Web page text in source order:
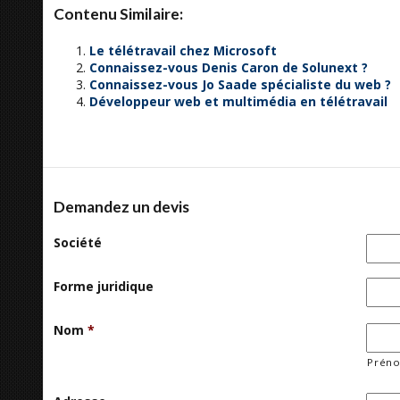
Contenu Similaire:
Le télétravail chez Microsoft
Connaissez-vous Denis Caron de Solunext ?
Connaissez-vous Jo Saade spécialiste du web ?
Développeur web et multimédia en télétravail
Demandez un devis
Société
Forme juridique
Nom *